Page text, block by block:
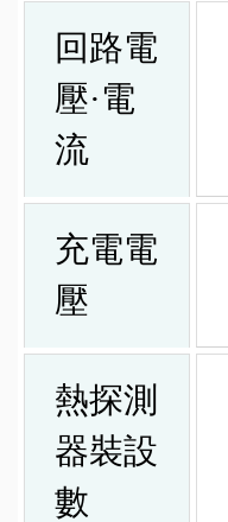
回路電
壓·電
流
充電電
壓
熱探測
器裝設
數